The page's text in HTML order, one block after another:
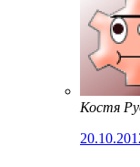
Костя